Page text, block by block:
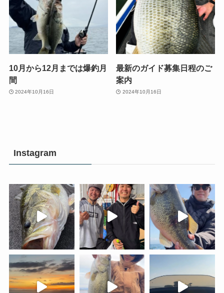
10月から12月までは爆釣月
間
2024年10月16日
最新のガイド募集日程のご
案内
2024年10月16日
Instagram